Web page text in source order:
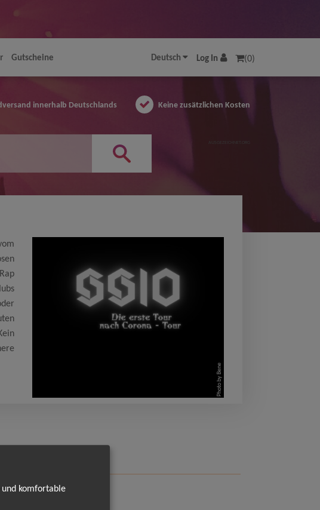
Deutsch Log In (0)
Gutscheine
innerhalb Deutschlands Keine zusätzlichen Kosten
Photo by Bene
und komfortable